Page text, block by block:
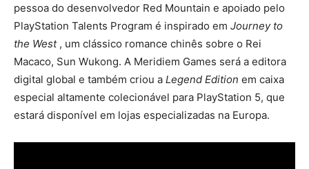
pessoa do desenvolvedor Red Mountain e apoiado pelo
PlayStation Talents Program é inspirado em Journey to
the West, um clássico romance chinês sobre o Rei
Macaco, Sun Wukong. A Meridiem Games será a editora
digital global e também criou a Legend Edition em caixa
especial altamente colecionável para PlayStation 5, que
estará disponível em lojas especializadas na Europa.